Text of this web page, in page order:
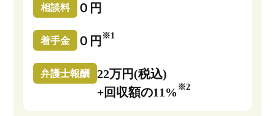
相談料 ０円
着手金 ０円 ※1
弁護士報酬
22万円(税込)
+回収額の11% ※2